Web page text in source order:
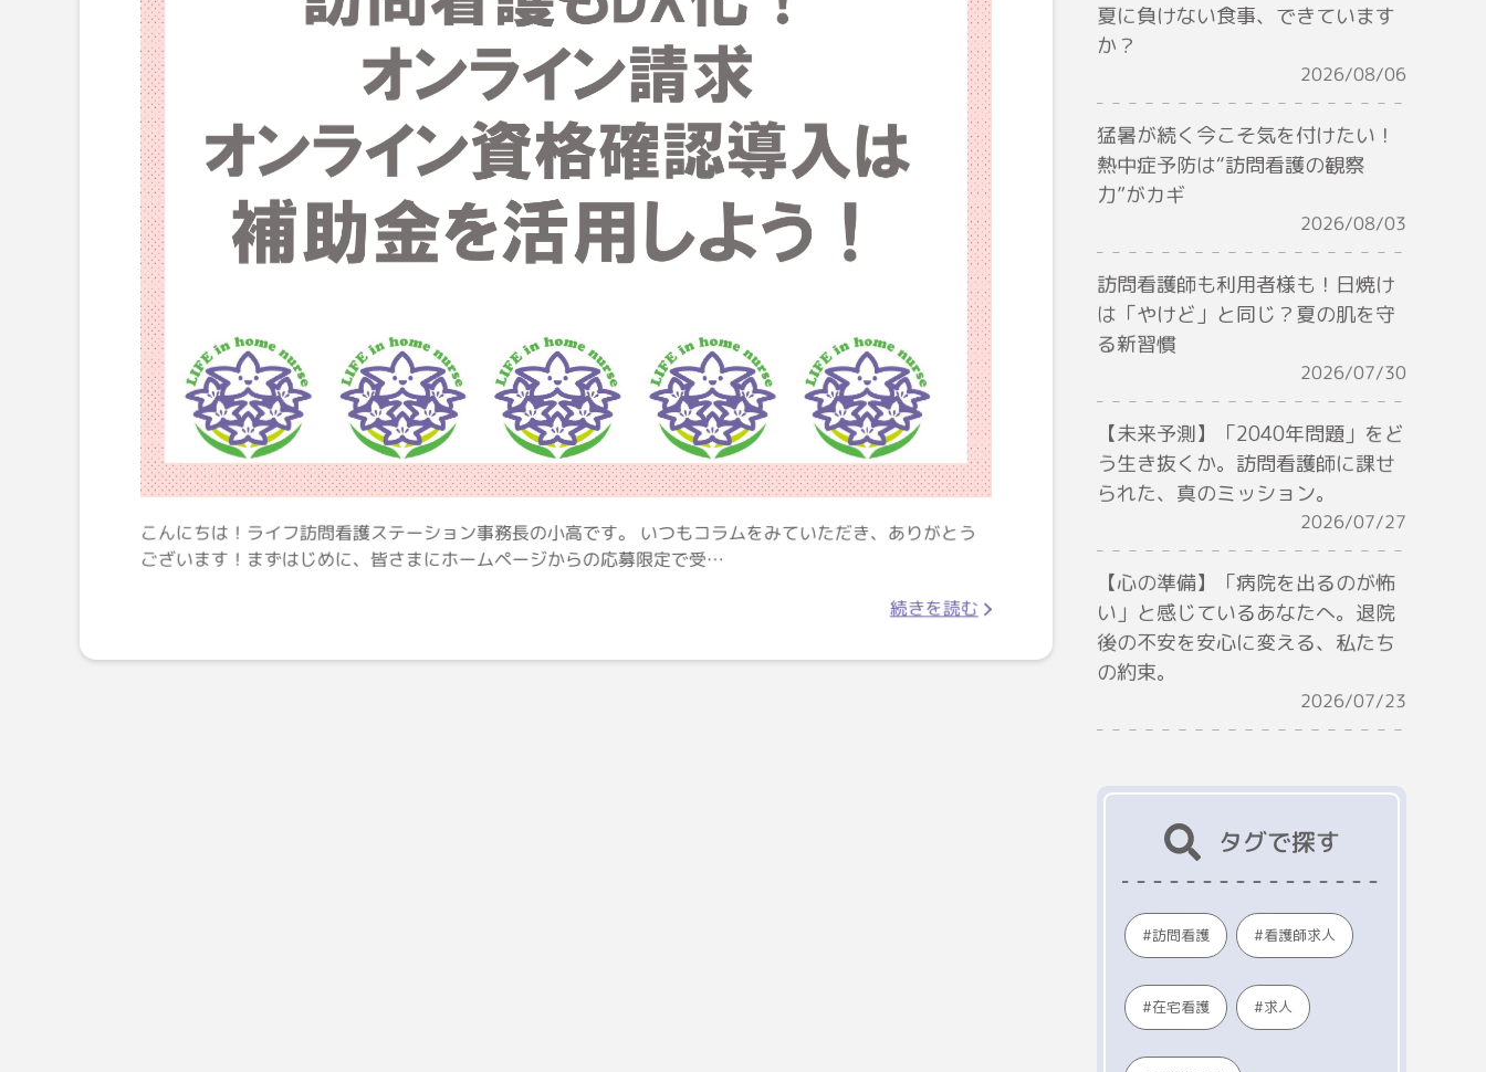
こんにちは！ライフ訪問看護ステーション事務長の小高です。 いつもコラムをみていただき、ありがとう
ございます！まずはじめに、皆さまにホームページからの応募限定で受…
続きを読む
夏に負けない食事、できています
か？
2026/08/06
猛暑が続く今こそ気を付けたい！
熱中症予防は“訪問看護の観察
力”がカギ
2026/08/03
訪問看護師も利用者様も！日焼け
は「やけど」と同じ？夏の肌を守
る新習慣
2026/07/30
【未来予測】「2040年問題」をど
う生き抜くか。訪問看護師に課せ
られた、真のミッション。
2026/07/27
【心の準備】「病院を出るのが怖
い」と感じているあなたへ。退院
後の不安を安心に変える、私たち
の約束。
2026/07/23
タグで探す
訪問看護 看護師求人
在宅看護 求人